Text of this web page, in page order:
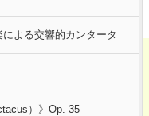
よる交響的カンタータ
）》Op. 35